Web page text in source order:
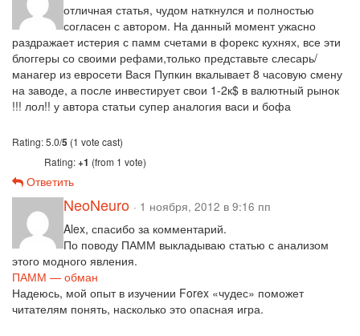
отличная статья, чудом наткнулся и полностью
согласен с автором. На данный момент ужасно
раздражает истерия с памм счетами в форекс кухнях, все эти
блоггеры со своими рефами,только представьте слесарь/
манагер из евросети Вася Пупкин вкалывает 8 часовую смену
на заводе, а после инвестирует свои 1-2к$ в валютный рынок
!!! лол!! у автора статьи супер аналогия васи и бофа
Rating: 5.0/5 (1 vote cast)
Rating:+1 (from 1 vote)
Ответить
NeoNeuro · 1 ноября, 2012 в 9:16 пп
Alex, спасибо за комментарий.
По поводу ПАММ выкладываю статью с анализом
этого модного явления.
ПАММ — обман
Надеюсь, мой опыт в изучении Forex «чудес» поможет
читателям понять, насколько это опасная игра.